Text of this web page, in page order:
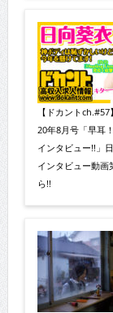
【ドカント
20年8月号「早耳
インタビュー!!」
インタビュー動画
ら!!